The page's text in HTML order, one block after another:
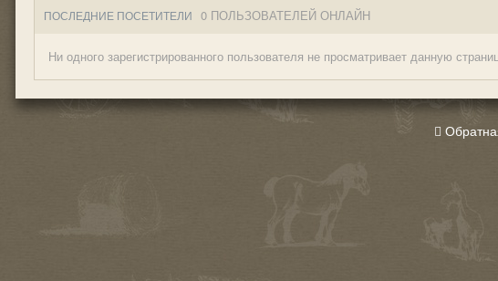
ПОСЛЕДНИЕ ПОСЕТИТЕЛИ 0 ПОЛЬЗОВАТЕЛЕЙ ОНЛАЙН
Ни одного зарегистрированного пользователя не просматривает данную